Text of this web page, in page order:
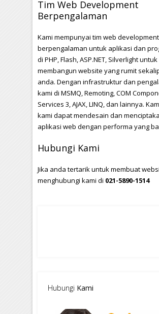
Tim Web Development
Berpengalaman
Kami mempunyai tim web development
berpengalaman untuk aplikasi dan
di PHP, Flash, ASP.NET, Silverlight untuk
membangun website yang rumit
anda. Dengan infrastruktur dan
kami di MSMQ, Remoting, COM
Services 3, AJAX, LINQ, dan lainnya.
kami dapat mendesain dan
aplikasi web dengan performa yang
Hubungi Kami
Jika anda tertarik untuk membuat
menghubungi kami di 021-5890-1514
Hubungi Kami